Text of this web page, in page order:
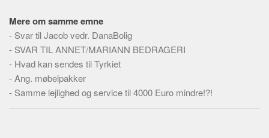
Jura og regler
Skatter og afgifter
Statistik
Praktisk
Alle
Mere om samme emne
- Svar til Jacob vedr. DanaBolig
- SVAR TIL ANNET/MARIANN BEDRAGERI
- Hvad kan sendes til Tyrkiet
-Ang. møbelpakker
- Samme lejlighed og service til 4000 Euro mindre!?!